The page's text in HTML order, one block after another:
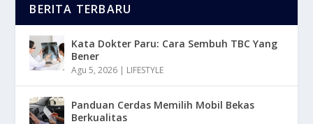
BERITA TERBARU
Kata Dokter Paru: Cara Sembuh TBC Yang
Bener
Agu 5, 2026 | LIFESTYLE
Panduan Cerdas Memilih Mobil Bekas
Berkualitas